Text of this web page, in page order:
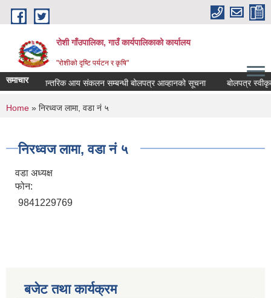
Skip to main content
रोशी गाँउपालिका, गाउँ कार्यपालिकाको कार्यालय
"रोशीको दृष्टि पर्यटन र कृषि"
समाचार आन्तरिक आय संकलन सम्बन्धी बोलपत्र आव्हानको सूचना बोलपत्र
You are here
Home » निरध्वज लामा, वडा नं ५
निरध्वज लामा, वडा नं ५
वडा अध्यक्ष
फोन:
9841229769
बजेट तथा कार्यक्रम